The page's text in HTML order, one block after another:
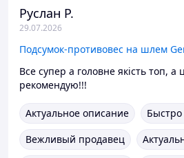
Руслан Р.
29.07.2026
Все супер а головне якість топ, а
рекомендую!!!
Актуальное описание
Вежливый продавец